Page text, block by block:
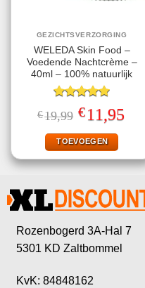
GEZICHTSVERZORGING
WELEDA Skin Food –
Voedende Nachtcrème –
40ml – 100% natuurlijk
Gewaardeerd
5.00uit 5
€19,99 Oorspronkelijke
prijs
was:
€19,99.
€11,95prijs
TOEVOEGEN
Rozenbogerd 3A-Hal 7
5301 KD Zaltbommel
KvK: 84848162